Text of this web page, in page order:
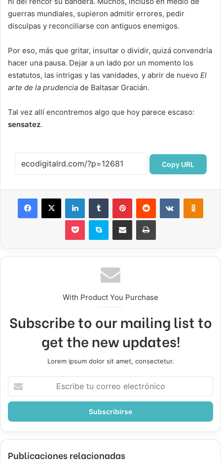
guerras mundiales, supieron admitir errores, pedir
disculpas y reconciliarse con antiguos enemigos.
Por eso, más que gritar, insultar o dividir, quizá convendría
hacer una pausa. Dejar a un lado por un momento los
estatutos, las intrigas y las vanidades, y abrir de nuevo El
arte de la prudencia de Baltasar Gracián.
Tal vez allí encontremos algo que hoy parece escaso:
sensatez.
Copy URL
Facebook
X LinkedInTumblr PinterestReddit VKontakte
Pocket Skype Compartir por correo electrónicoImprimir
With Product You Purchase
Subscribe to our mailing list to
get the new updates!
Lorem ipsum dolor sit amet, consectetur.
Escribe
correo
Publicaciones relacionadas